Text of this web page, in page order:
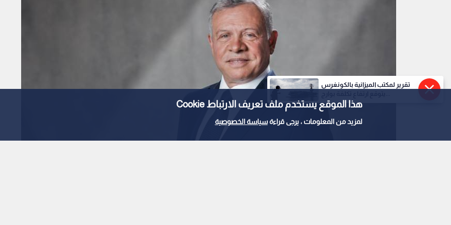
هذا الموقع يستخدم ملف تعريف الارتباط Cookie
لمزيد من المعلومات ، يرجى قراءةسياسة الخصوصية
تقرير لمكتب الميزانية بالكونغرس